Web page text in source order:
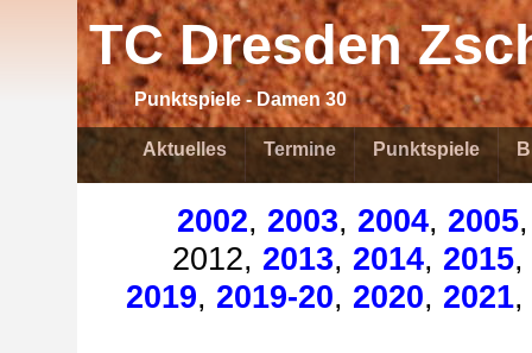
TC Dresden
Punktspiele - Damen 30
Aktuelles Termine Punktspiele
2002, 2003, 2004, 2005
2012, 2013, 2014, 2015,
2019, 2019-20, 2020, 2021,